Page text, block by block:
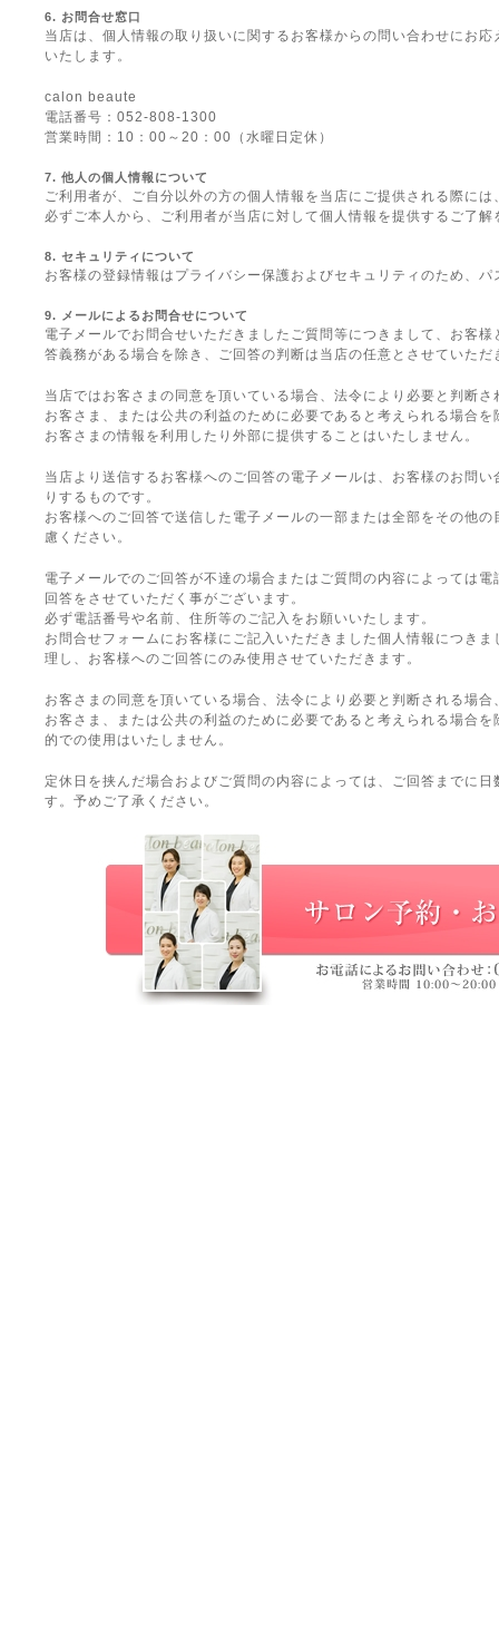
6. お問合せ窓口
当店は、個人情報の取り扱いに関するお客様からの問い合わせにお
いたします。
calon beaute
電話番号：052-808-1300
営業時間：10：00～20：00（水曜日定休）
7. 他人の個人情報について
ご利用者が、ご自分以外の方の個人情報を当店にご提供される際には
必ずご本人から、ご利用者が当店に対して個人情報を提供するご了
8. セキュリティについて
お客様の登録情報はプライバシー保護およびセキュリティのため、
9. メールによるお問合せについて
電子メールでお問合せいただきましたご質問等につきまして、お客
答義務がある場合を除き、ご回答の判断は当店の任意とさせていた
当店ではお客さまの同意を頂いている場合、法令により必要と判断さ
お客さま、または公共の利益のために必要であると考えられる場合を
お客さまの情報を利用したり外部に提供することはいたしません。
当店より送信するお客様へのご回答の電子メールは、お客様のお問
りするものです。
お客様へのご回答で送信した電子メールの一部または全部をその他
慮ください。
電子メールでのご回答が不達の場合またはご質問の内容によっては
回答をさせていただく事がございます。
必ず電話番号や名前、住所等のご記入をお願いいたします。
お問合せフォームにお客様にご記入いただきました個人情報につき
理し、お客様へのご回答にのみ使用させていただきます。
お客さまの同意を頂いている場合、法令により必要と判断される場合
お客さま、または公共の利益のために必要であると考えられる場合
的での使用はいたしません。
定休日を挟んだ場合およびご質問の内容によっては、ご回答までに
す。予めご了承ください。